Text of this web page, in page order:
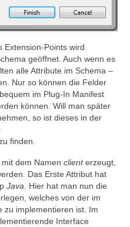
Extension-Points wird
geöffnet. Auch wenn es
alle Attribute im Schema –
Nur so können die Felder
im Plug-In Manifest
können. Will man später
so ist dieses in der
finden.
dem Namen clienterzeugt,
Das Erste Attribut hat
Java . Hier hat man nun die
welches von der im
zu implementieren ist. Im
Interface